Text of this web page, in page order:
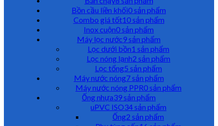
Bồn cầu liền khối0 sản phẩm
Combo giá tốt10 sản phẩm
Inox cuộn0 sản phẩm
Máy lọc nước9 sản phẩm
Lọc dưới bồn1 sản phẩm
Lọc nóng lạnh2 sản phẩm
Lọc tổng5 sản phẩm
Máy nước nóng7 sản phẩm
Máy nước nóng PPR0 sản phẩm
Ống nhựa39 sản phẩm
uPVC ISO34 sản phẩm
Ống2 sản phẩm